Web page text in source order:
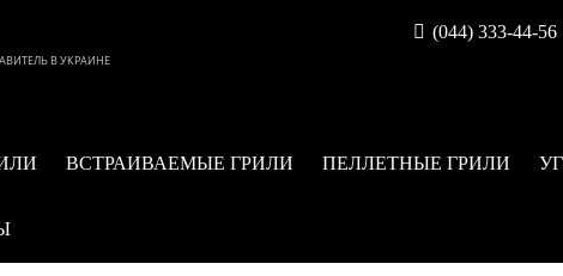
В УКРАИНЕ
(044) 333-44-56
ВСТРАИВАЕМЫЕ ГРИЛИ ПЕЛЛЕТНЫЕ ГРИЛИ